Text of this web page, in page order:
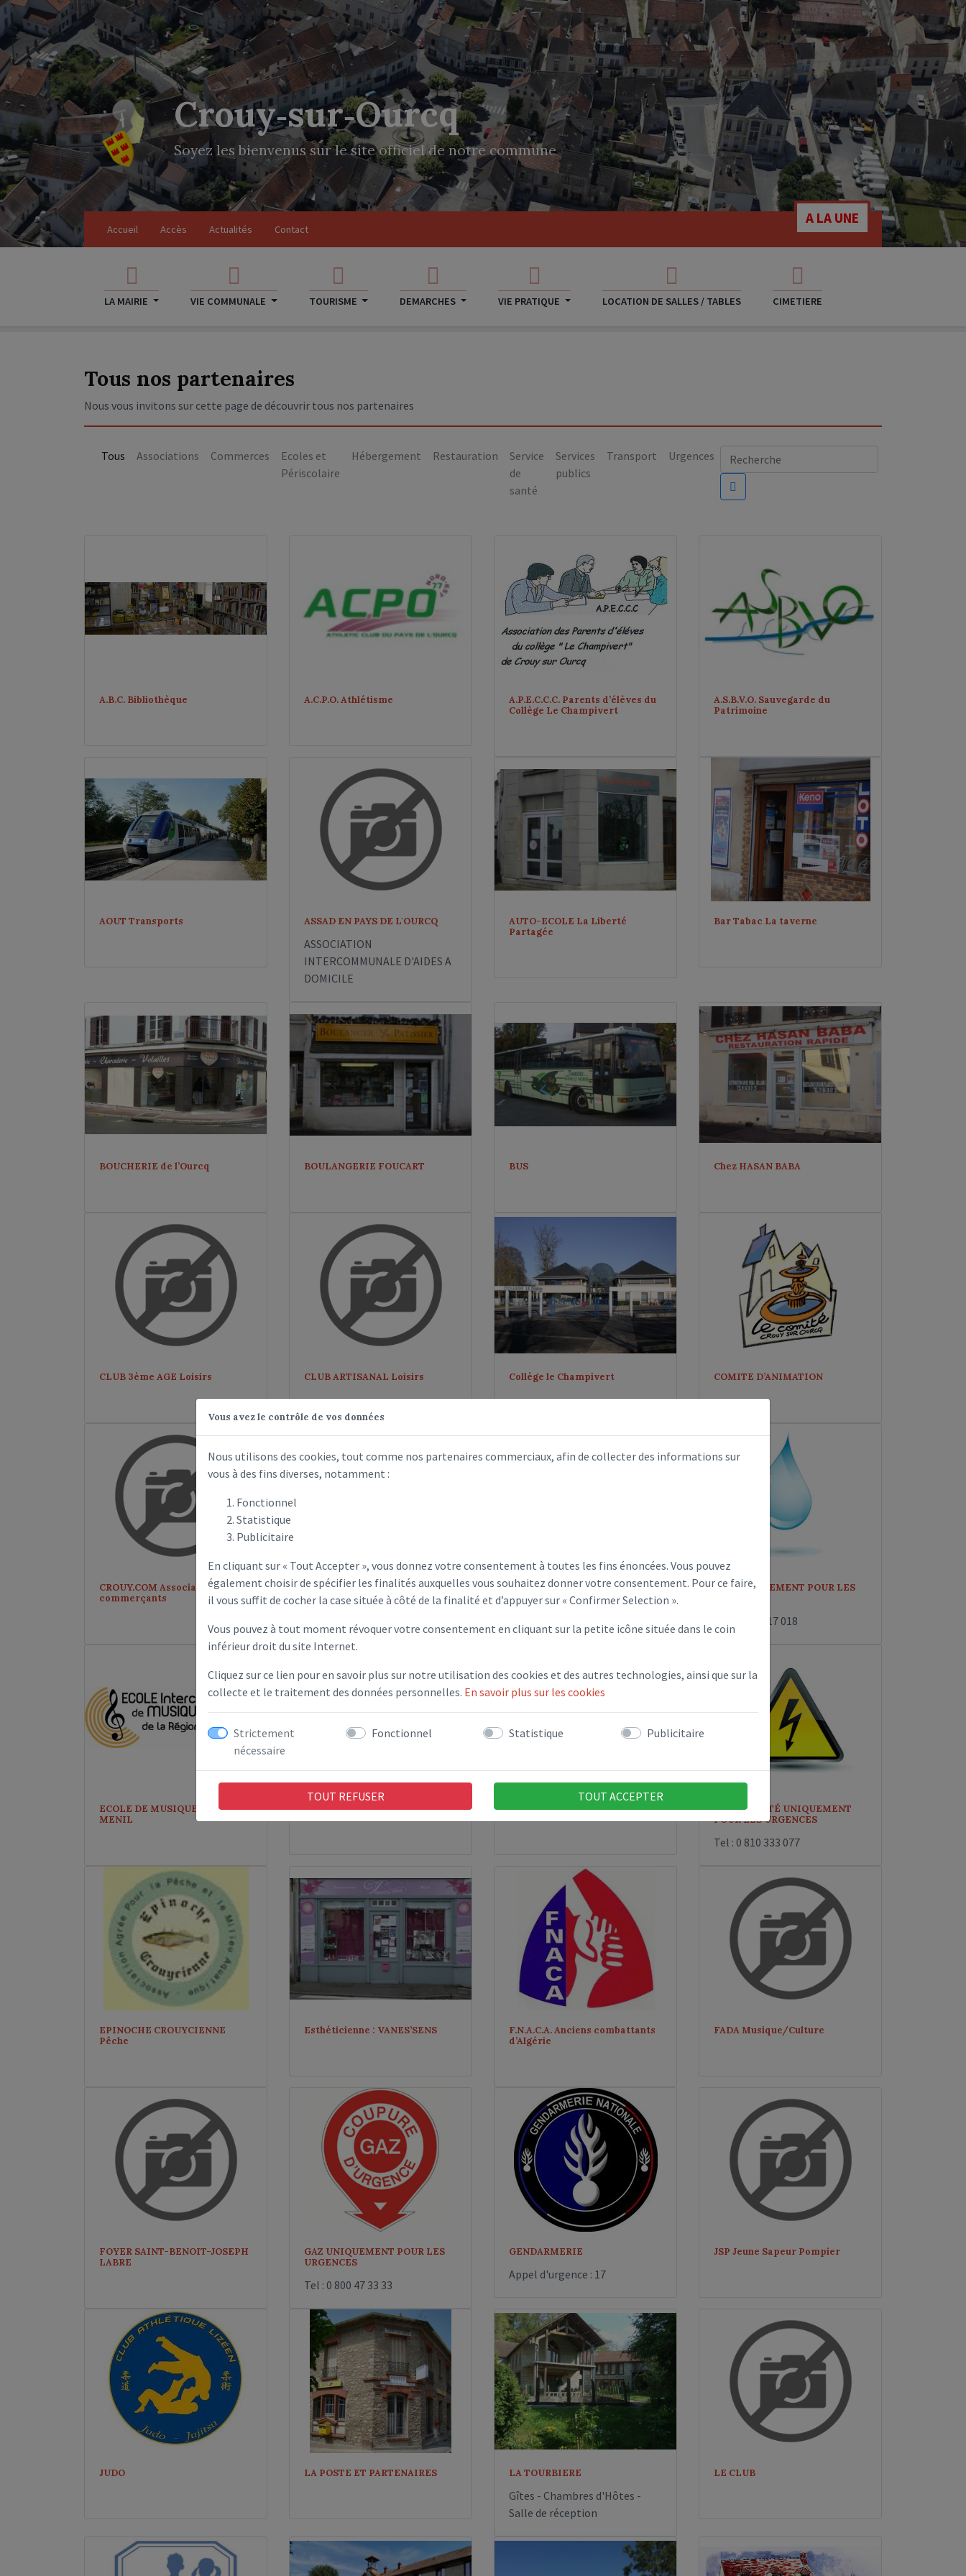
Vous avez le contrôle de vos données
Nous utilisons des cookies, tout comme nos partenaires commerciaux, afin de collecter des informations sur
vous à des fins diverses, notamment :
Fonctionnel
Statistique
Publicitaire
En cliquant sur « Tout Accepter », vous donnez votre consentement à toutes les fins énoncées. Vous pouvez
également choisir de spécifier les finalités auxquelles vous souhaitez donner votre consentement. Pour ce faire,
il vous suffit de cocher la case située à côté de la finalité et d’appuyer sur « Confirmer Selection ».
Vous pouvez à tout moment révoquer votre consentement en cliquant sur la petite icône située dans le coin
inférieur droit du site Internet.
Cliquez sur ce lien pour en savoir plus sur notre utilisation des cookies et des autres technologies, ainsi que sur la
collecte et le traitement des données personnelles. En savoir plus sur les cookies
Strictement
nécessaire
Fonctionnel Statistique Publicitaire
TOUT REFUSER TOUT ACCEPTER
Crouy‑sur‑Ourcq
Soyez les bienvenus sur le site officiel de notre commune
Accueil Accès Actualités Contact
A LA UNE
LA MAIRIE VIE COMMUNALE TOURISME DEMARCHES VIE PRATIQUE LOCATION DE SALLES / TABLES CIMETIERE
Tous nos partenaires
Nous vous invitons sur cette page de découvrir tous nos partenaires
Tous Associations Commerces
Ecoles et
Périscolaire
Hébergement Restauration
Service
de
santé
Services
publics
Transport Urgences
A.B.C. Bibliothèque A.C.P.O. Athlétisme
A.P.E.C.C.C. Parents d’élèves du
Collège Le Champivert
A.S.B.V.O. Sauvegarde du
Patrimoine
AOUT Transports ASSAD EN PAYS DE L'OURCQ
ASSOCIATION
INTERCOMMUNALE D'AIDES A
DOMICILE
AUTO-ECOLE La Liberté
Partagée
Bar Tabac La taverne
BOUCHERIE de l’Ourcq BOULANGERIE FOUCART BUS Chez HASAN BABA
CLUB 3ème AGE Loisirs CLUB ARTISANAL Loisirs Collège le Champivert COMITE D’ANIMATION
CROUY.COM Association des
commerçants
DECHETTERIE DENTISTE
EAU UNIQUEMENT POUR LES
Tel : 0810 017 018
ECOLE DE MUSIQUE BERNARD
MENIL
Ecole élémentaire Ecole maternelle
ELECTRICITÉ UNIQUEMENT
POUR LES URGENCES
Tel : 0 810 333 077
EPINOCHE CROUYCIENNE
Pêche
Esthéticienne : VANES’SENS
F.N.A.C.A. Anciens combattants
d’Algérie
FADA Musique/Culture
FOYER SAINT-BENOIT-JOSEPH
LABRE
GAZ UNIQUEMENT POUR LES
URGENCES
Tel : 0 800 47 33 33
GENDARMERIE
Appel d'urgence : 17
JSP Jeune Sapeur Pompier
JUDO LA POSTE ET PARTENAIRES LA TOURBIERE
Gîtes - Chambres d'Hôtes -
Salle de réception
LE CLUB